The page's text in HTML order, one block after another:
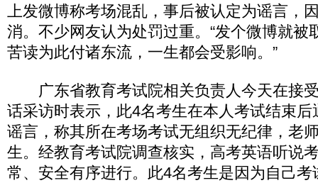
上发微博称考场混乱，事后被认定为谣言，
消。不少网友认为处罚过重。“发个微博就被
苦读为此付诸东流，一生都会受影响。”
广东省教育考试院相关负责人今天在接
话采访时表示，此4名考生在本人考试结束
谣言，称其所在考场考试无组织无纪律，老
生。经教育考试院调查核实，高考英语听说
常、安全有序进行。此4名考生是因为自己